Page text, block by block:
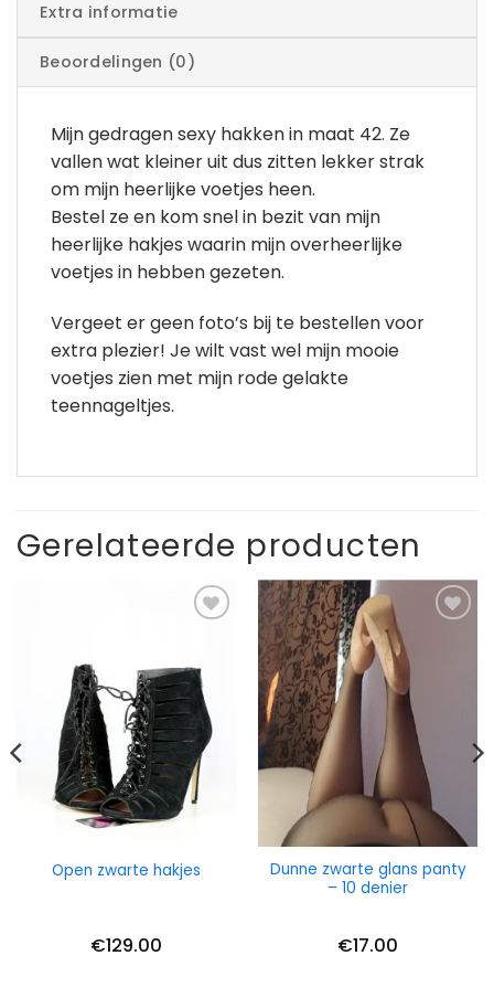
Extra informatie
Beoordelingen (0)
Mijn gedragen sexy hakken in maat 42. Ze
vallen wat kleiner uit dus zitten lekker strak
om mijn heerlijke voetjes heen.
Bestel ze en kom snel in bezit van mijn
heerlijke hakjes waarin mijn overheerlijke
voetjes in hebben gezeten.
Vergeet er geen foto’s bij te bestellen voor
extra plezier! Je wilt vast wel mijn mooie
voetjes zien met mijn rode gelakte
teennageltjes.
Gerelateerde producten
Open zwarte hakjes
€129.00
Dunne zwarte glans panty
– 10 denier
€17.00